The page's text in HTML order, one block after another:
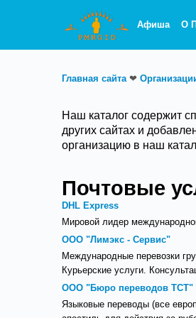
Афиша О
Главная сайта❤
Наш каталог содержит
других сайтах и
организацию в наш
Почтовые
DHL Express
Мировой лидер
ООО "Лимэкс - Сервис"
Международные перевозки
Курьерские услуги.
ООО "Бюро переводов ТСТ"
Языковые переводы (все